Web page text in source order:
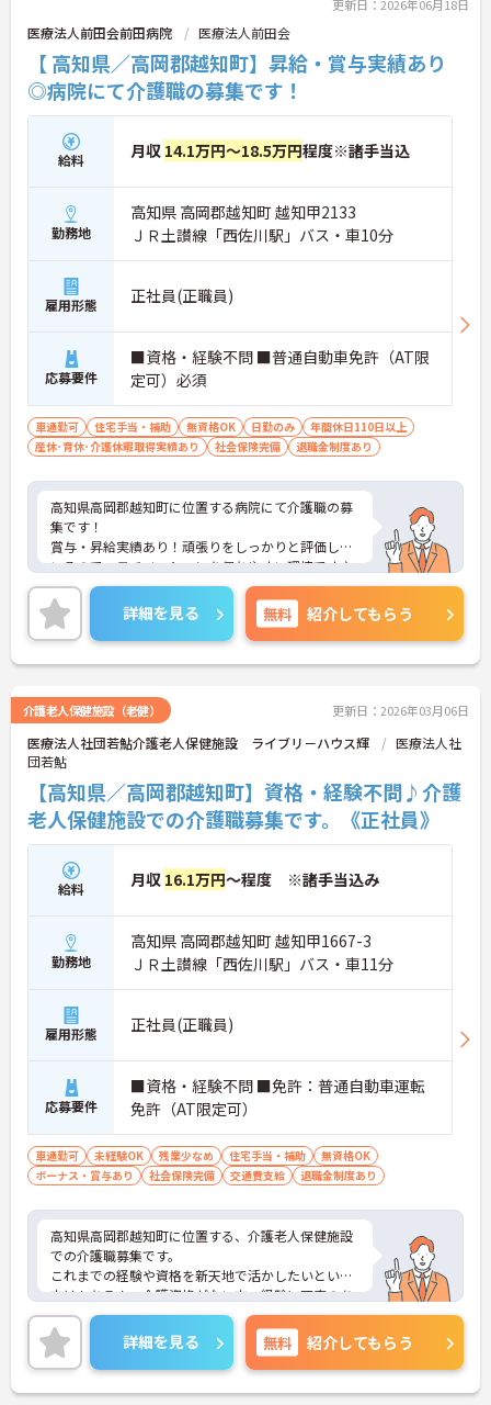
更新日：2026年06月18日
医療法人前田会前田病院 医療法人前田会
【 高知県／高岡郡越知町】昇給・賞与実績あり
◎病院にて介護職の募集です！
給料 月収 14.1万円～18.5万円程度※諸手当込
勤務地
高知県 高岡郡越知町 越知甲2133
ＪＲ土讃線「西佐川駅」バス・車10分
雇用形態 正社員(正職員)
応募要件
■資格・経験不問 ■普通自動車免許（AT限
定可）必須
車通勤可 住宅手当・補助 無資格OK 日勤のみ
年間休日110日以上
産休･育休･介護休暇取得実績あり
社会保険完備 退職金制度あり
高知県高岡郡越知町に位置する病院にて介護職の募
集です！
賞与・昇給実績あり！頑張りをしっかりと評価して
いるので、モチベーションを保ちやすい環境です♪
育児休暇制度がありますので、ライフステージに応
じて長くお仕事を続けていくことができます◎
詳細を見る 無料 紹介してもらう
介護老人保健施設（老健） 更新日：2026年03月06日
医療法人社団若鮎介護老人保健施設 ライブリ－ハウス輝
医療法人社
団若鮎
【高知県／高岡郡越知町】資格・経験不問♪介護
老人保健施設での介護職募集です。《正社員》
給料 月収 16.1万円～程度 ※諸手当込み
勤務地
高知県 高岡郡越知町 越知甲1667-3
ＪＲ土讃線「西佐川駅」バス・車11分
雇用形態 正社員(正職員)
応募要件
■資格・経験不問 ■免許：普通自動車運転
免許（AT限定可）
車通勤可 未経験OK 残業少なめ 住宅手当・補助
無資格OK
ボーナス・賞与あり
社会保険完備 交通費支給 退職金制度あり
高知県高岡郡越知町に位置する、介護老人保健施設
での介護職募集です。
これまでの経験や資格を新天地で活かしたいという
方はもちろん、介護資格がない方、経験に不安のあ
る方もご応募できます◎
退職金制度やマイカー通勤可等、各種福利厚生も充
実しておりますので長く安定した勤務が可能です。
ご興味ある方には、面接対策ポイントなど、さらに
詳細をお話しいたしますのでお気軽にご相談くださ
詳細を見る 無料 紹介してもらう